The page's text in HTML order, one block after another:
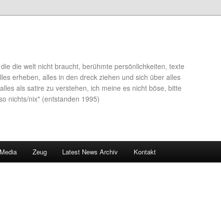
die welt nicht braucht, berühmte persönlichkeiten, texte
erheben, alles in den dreck ziehen und sich über alles
als satire zu verstehen, ich meine es nicht böse, bitte
nichts/nix" (entstanden 1995)
Zeug Latest News Archiv Kontakt